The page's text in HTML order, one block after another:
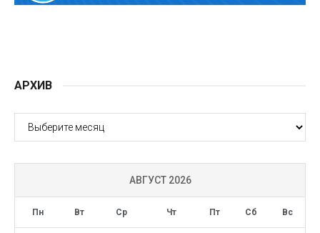
АРХИВ
АРХИВ
АВГУСТ 2026
Пн Вт Ср Чт Пт Сб Вс